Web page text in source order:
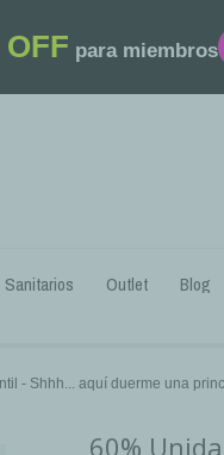
OFF para miembros
Outlet Blog
- Shhh... aquí duerme una
60%